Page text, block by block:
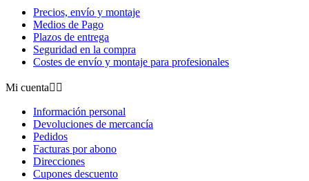
Precios, envío y montaje
Medios de Pago
Plazos de entrega
Seguridad en la compra
Costes de envío y montaje para profesionales
Mi cuenta 
Información personal
Devoluciones de mercancía
Pedidos
Facturas por abono
Direcciones
Cupones descuento